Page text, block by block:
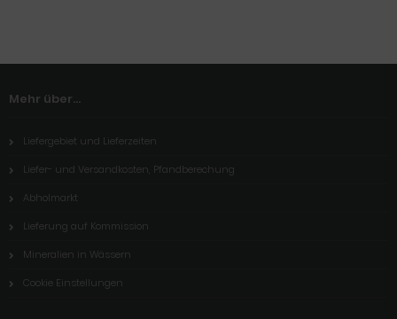
Mehr über...
Liefergebiet und Lieferzeiten
Liefer- und Versandkosten, Pfandberechung
Abholmarkt
Lieferung auf Kommission
Mineralien in Wässern
Cookie Einstellungen